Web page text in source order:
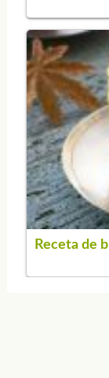
Receta de